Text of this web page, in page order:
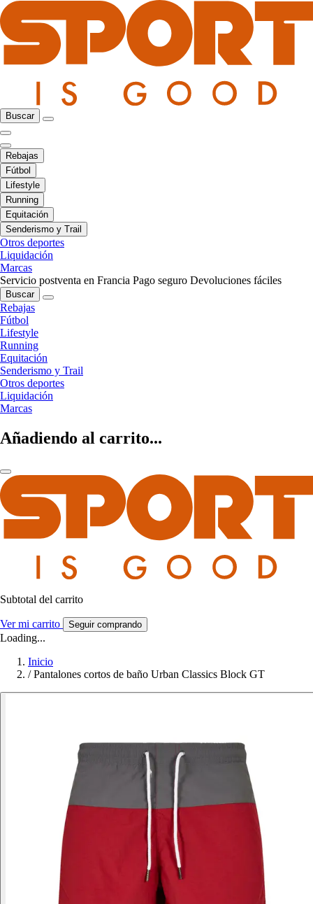
Buscar
Rebajas
Fútbol
Lifestyle
Running
Equitación
Senderismo y Trail
Otros deportes
Liquidación
Marcas
Servicio postventa en Francia Pago seguro Devoluciones fáciles
Buscar
Rebajas
Fútbol
Lifestyle
Running
Equitación
Senderismo y Trail
Otros deportes
Liquidación
Marcas
Añadiendo al carrito...
Subtotal del carrito
Ver mi carrito Seguir comprando
Loading...
Inicio
/ Pantalones cortos de baño Urban Classics Block GT